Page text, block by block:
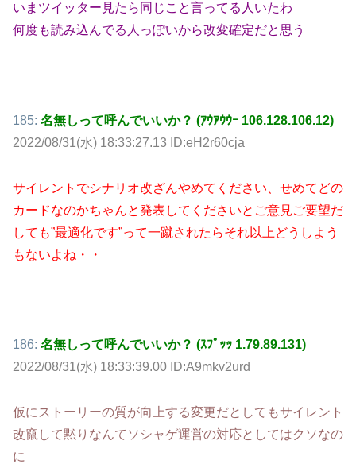
いまツイッター見たら同じこと言ってる人いたわ
何度も読み込んでる人っぽいから改変確定だと思う
185: 名無しって呼んでいいか？ (ｱｳｱｳｳｰ 106.128.106.12)
2022/08/31(水) 18:33:27.13 ID:eH2r60cja
サイレントでシナリオ改ざんやめてください、せめてどの
カードなのかちゃんと発表してくださいとご意見ご要望だ
しても”最適化です”って一蹴されたらそれ以上どうしよう
もないよね・・
186: 名無しって呼んでいいか？ (ｽﾌﾟｯｯ 1.79.89.131)
2022/08/31(水) 18:33:39.00 ID:A9mkv2urd
仮にストーリーの質が向上する変更だとしてもサイレント
改竄して黙りなんてソシャゲ運営の対応としてはクソなの
に